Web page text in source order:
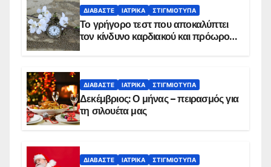
ΔΙΑΒΆΣΤΕ ΙΑΤΡΙΚΆ ΣΤΙΓΜΙΌΤΥΠΑ
Το γρήγορο τεστ που αποκαλύπτει
τον κίνδυνο καρδιακού και πρόωρου
ΔΙΑΒΆΣΤΕ ΙΑΤΡΙΚΆ ΣΤΙΓΜΙΌΤΥΠΑ
Δεκέμβριος: Ο μήνας – πειρασμός για
τη σιλουέτα μας
ΔΙΑΒΆΣΤΕ ΙΑΤΡΙΚΆ ΣΤΙΓΜΙΌΤΥΠΑ